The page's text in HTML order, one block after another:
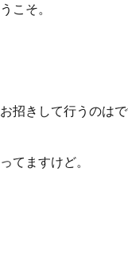
こそ。
招きして行うのはで
てますけど。